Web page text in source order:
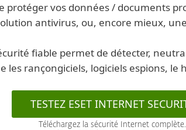
protéger vos données / documents
antivirus, ou, encore mieux,
fiable permet de détecter,
les rançongiciels, logiciels espions, le
TESTEZ ESET INTERNET
Téléchargez la sécurité Internet complète.